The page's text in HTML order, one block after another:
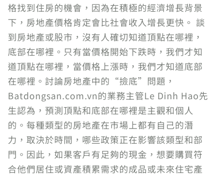
格找到住房的機會，因為在積極的經濟增長背景
下，房地產價格肯定會比社會收入增長更快。 談
到房地產或股市，沒有人確切知道頂點在哪裡，
底部在哪裡。只有當價格開始下跌時，我們才知
道頂點在哪裡，當價格上漲時，我們才知道底部
在哪裡。討論房地產中的“撿底”問題，
Batdongsan.com.vn的業務主管Le Dinh Hao先
生認為，預測頂點和底部在哪裡是主觀和個人
的。每種類型的房地產在市場上都有自己的潛
力，取決於時間，哪些政策正在影響該類型和部
門。因此，如果客戶有足夠的現金，想要購買符
合他們居住或資產積累需求的成品或未來住宅產